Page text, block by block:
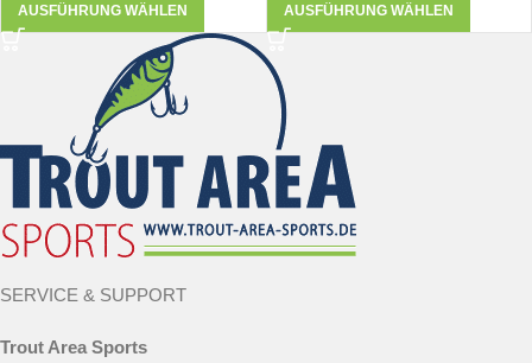
AUSFÜHRUNG WÄHLEN AUSFÜHRUNG WÄHLEN
SERVICE & SUPPORT
Trout Area Sports